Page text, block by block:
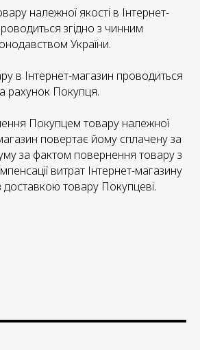
належної якості в Інтернет-
згідно з чинним
України.
в Інтернет-магазин проводиться
рахунок Покупця.
Покупцем товару належної
повертає йому сплачену за
за фактом повернення товару з
витрат Інтернет-магазину
доставкою товару Покупцеві.